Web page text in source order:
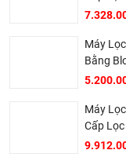
nguồn gốc, tình
phức có thể gặp
thật đưa ra tư vấn.
Giá thành phù
phải là rẻ nhất,
riêng cho ngành
trị với khách
bán tốt nhất
Máy
Bằng
Máy
Cấp Lọc